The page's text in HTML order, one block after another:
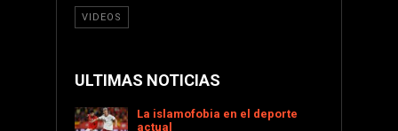
VIDEOS
ULTIMAS NOTICIAS
La islamofobia en el deporte
actual